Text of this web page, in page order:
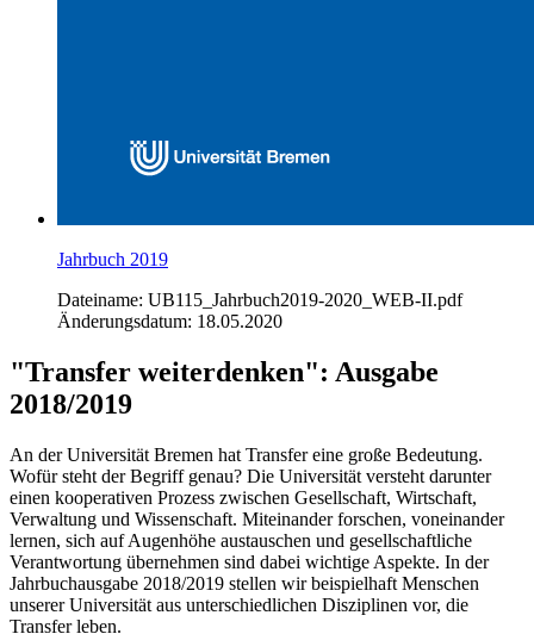
Jahrbuch 2019
Dateiname: UB115_Jahrbuch2019-2020_WEB-II.pdf
Änderungsdatum: 18.05.2020
"Transfer weiterdenken": Ausgabe
2018/2019
An der Universität Bremen hat Transfer eine große Bedeutung.
Wofür steht der Begriff genau? Die Universität versteht darunter
einen kooperativen Prozess zwischen Gesellschaft, Wirtschaft,
Verwaltung und Wissenschaft. Miteinander forschen, voneinander
lernen, sich auf Augenhöhe austauschen und gesellschaftliche
Verantwortung übernehmen sind dabei wichtige Aspekte. In der
Jahrbuchausgabe 2018/2019 stellen wir beispielhaft Menschen
unserer Universität aus unterschiedlichen Disziplinen vor, die
Transfer leben.